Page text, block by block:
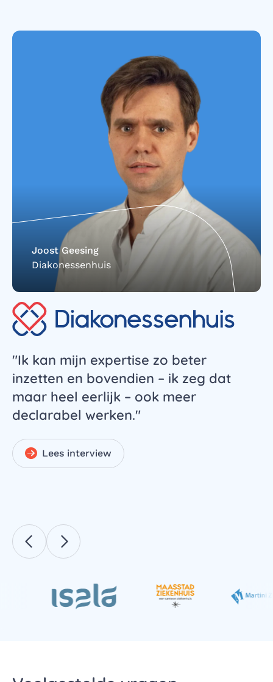
Joost Geesing
Diakonessenhuis
"Ik kan mijn expertise zo beter
inzetten en bovendien – ik zeg dat
maar heel eerlijk – ook meer
declarabel werken."
Lees interview
VorigeVolgende